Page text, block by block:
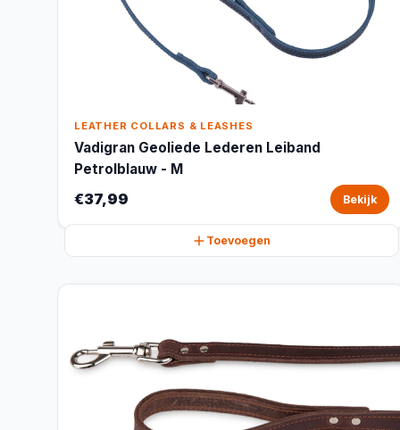
LEATHER COLLARS & LEASHES
Vadigran Geoliede Lederen Leiband
Petrolblauw - M
€37,99 Bekijk
Toevoegen